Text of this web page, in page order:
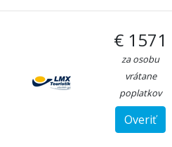
€ 1571
za osobu
vrátane
poplatkov
Overiť